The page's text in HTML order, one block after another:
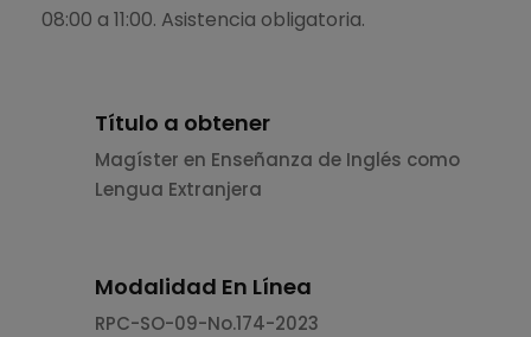
08:00 a 11:00. Asistencia obligatoria.
Título a obtener
Magíster en Enseñanza de Inglés como
Lengua Extranjera
Modalidad En Línea
RPC-SO-09-No.174-2023